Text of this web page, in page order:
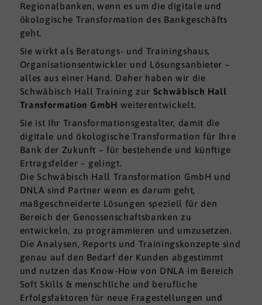
Regionalbanken, wenn es um die digitale und
ökologische Transformation des Bankgeschäfts
geht.
Sie wirkt als Beratungs- und Trainingshaus,
Organisationsentwickler und Lösungsanbieter –
alles aus einer Hand. Daher haben wir die
Schwäbisch Hall Training zur Schwäbisch Hall
Transformation GmbH weiterentwickelt.
Sie ist Ihr Transformationsgestalter, damit die
digitale und ökologische Transformation für Ihre
Bank der Zukunft – für bestehende und künftige
Ertragsfelder – gelingt.
Die Schwäbisch Hall Transformation GmbH und
DNLA sind Partner wenn es darum geht,
maßgeschneiderte Lösungen speziell für den
Bereich der Genossenschaftsbanken zu
entwickeln, zu programmieren und umzusetzen.
Die Analysen, Reports und Trainingskonzepte sind
genau auf den Bedarf der Kunden abgestimmt
und nutzen das Know-How von DNLA im Bereich
Soft Skills & menschliche und berufliche
Erfolgsfaktoren für neue Fragestellungen und